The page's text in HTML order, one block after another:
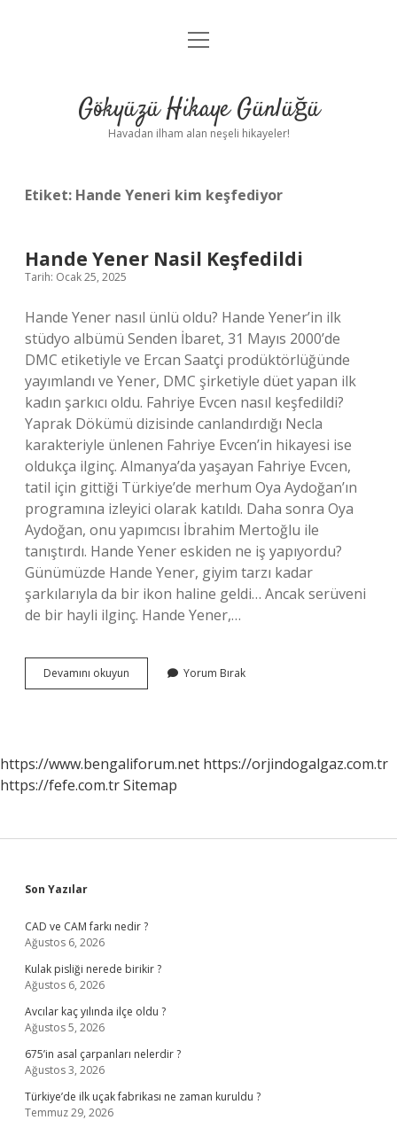
Anasayfa
Yasal Uyarı
menüyü
Gökyüzü Hikaye Günlüğü
Havadan ilham alan neşeli hikayeler!
Etiket: Hande Yeneri kim keşfediyor
Hande Yener Nasil Keşfedildi
Tarih: Ocak 25, 2025
Hande Yener nasıl ünlü oldu? Hande Yener’in ilk
stüdyo albümü Senden İbaret, 31 Mayıs 2000’de
DMC etiketiyle ve Ercan Saatçi prodüktörlüğünde
yayımlandı ve Yener, DMC şirketiyle düet yapan ilk
kadın şarkıcı oldu. Fahriye Evcen nasıl keşfedildi?
Yaprak Dökümü dizisinde canlandırdığı Necla
karakteriyle ünlenen Fahriye Evcen’in hikayesi ise
oldukça ilginç. Almanya’da yaşayan Fahriye Evcen,
tatil için gittiği Türkiye’de merhum Oya Aydoğan’ın
programına izleyici olarak katıldı. Daha sonra Oya
Aydoğan, onu yapımcısı İbrahim Mertoğlu ile
tanıştırdı. Hande Yener eskiden ne iş yapıyordu?
Günümüzde Hande Yener, giyim tarzı kadar
şarkılarıyla da bir ikon haline geldi… Ancak serüveni
de bir hayli ilginç. Hande Yener,…
Devamını okuyun
Yener
Yorum Bırak
https://www.bengaliforum.net https://orjindogalgaz.com.tr
https://fefe.com.trSitemap
Sidebar
Son Yazılar
CAD ve CAM farkı nedir ?
Ağustos 6, 2026
Kulak pisliği nerede birikir ?
Ağustos 6, 2026
Avcılar kaç yılında ilçe oldu ?
Ağustos 5, 2026
675’in asal çarpanları nelerdir ?
Ağustos 3, 2026
Türkiye’de ilk uçak fabrikası ne zaman kuruldu ?
Temmuz 29, 2026